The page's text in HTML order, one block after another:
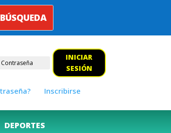
INICIAR
SESIÓN
Inscribirse
DEPORTES